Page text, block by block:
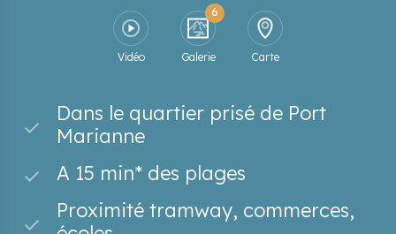
Vidéo
6
Galerie Carte
Dans le quartier prisé de Port
Marianne
A 15 min* des plages
Proximité tramway, commerces,